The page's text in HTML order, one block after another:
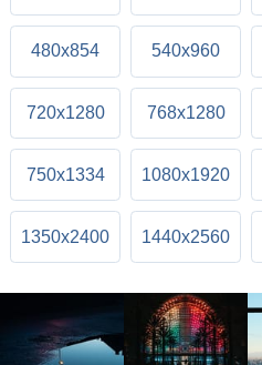
480x854 540x960
720x1280 768x1280
750x1334 1080x1920
1350x2400 1440x2560